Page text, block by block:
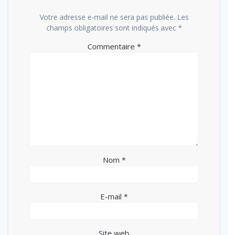
Votre adresse e-mail ne sera pas publiée. Les
champs obligatoires sont indiqués avec *
Commentaire *
Nom *
E-mail *